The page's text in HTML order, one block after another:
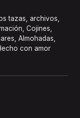
tazas, archivos,
Cojines,
Almohadas,
con amor